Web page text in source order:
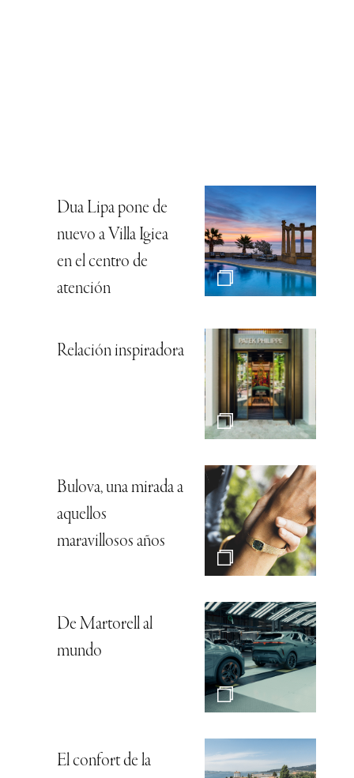
Dua Lipa pone de
nuevo a Villa Igiea
en el centro de
atención
Relación inspiradora
Bulova, una mirada a
aquellos
maravillosos años
De Martorell al
mundo
El confort de la